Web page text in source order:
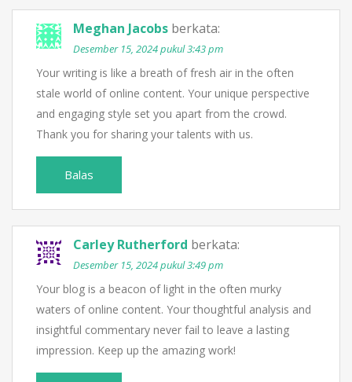
Meghan Jacobs berkata:
Desember 15, 2024 pukul 3:43 pm
Your writing is like a breath of fresh air in the often
stale world of online content. Your unique perspective
and engaging style set you apart from the crowd.
Thank you for sharing your talents with us.
Balas
Carley Rutherford berkata:
Desember 15, 2024 pukul 3:49 pm
Your blog is a beacon of light in the often murky
waters of online content. Your thoughtful analysis and
insightful commentary never fail to leave a lasting
impression. Keep up the amazing work!